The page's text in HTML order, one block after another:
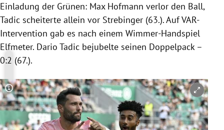
Einladung der Grünen: Max Hofmann verlor den Ball,
Tadic scheiterte allein vor Strebinger (63.). Auf VAR-
Intervention gab es nach einem Wimmer-Handspiel
Elfmeter. Dario Tadic bejubelte seinen Doppelpack –
0:2 (67.).
Copyright-Hinweis öffnen/schließen